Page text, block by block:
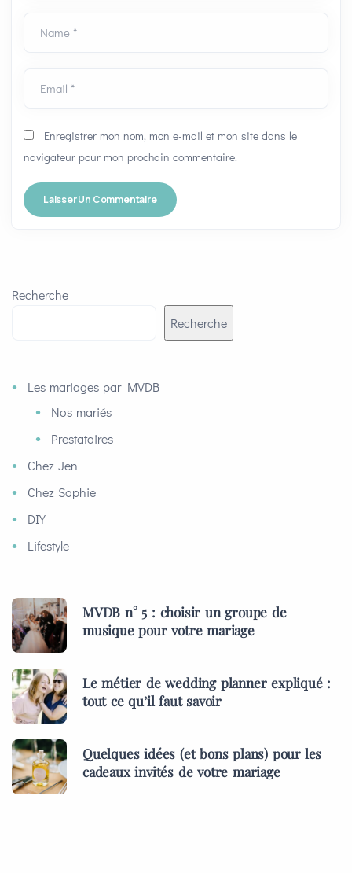
Name *
Email *
Enregistrer mon nom, mon e-mail et mon site dans le
navigateur pour mon prochain commentaire.
Recherche
Recherche
Les mariages par MVDB
Nos mariés
Prestataires
Chez Jen
Chez Sophie
DIY
Lifestyle
MVDB n° 5 : choisir un groupe de
musique pour votre mariage
Le métier de wedding planner expliqué :
tout ce qu’il faut savoir
Quelques idées (et bons plans) pour les
cadeaux invités de votre mariage